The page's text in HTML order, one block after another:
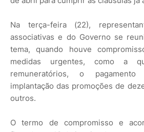
Na terça-feira (22),
associativas e do Governo se
tema, quando houve
medidas urgentes, como a
remuneratórios, o
implantação das promoções de
outros.
O termo de compromisso e